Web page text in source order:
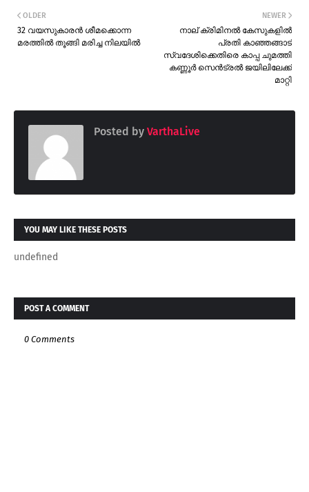
NEWER
നാല് ക്രിമിനൽ കേസുകളിൽ
പ്രതി കാഞ്ഞങ്ങാട്
സ്വദേശിക്കെതിരെ കാപ്പ ചുമത്തി
കണ്ണൂർ സെൻട്രൽ ജയിലിലേക്ക്
മാറ്റി
OLDER
32 വയസുകാരൻ ശീമക്കൊന്ന
മരത്തിൽ തൂങ്ങി മരിച്ച നിലയിൽ
Posted by VarthaLive
YOU MAY LIKE THESE POSTS
undefined
POST A COMMENT
0 Comments